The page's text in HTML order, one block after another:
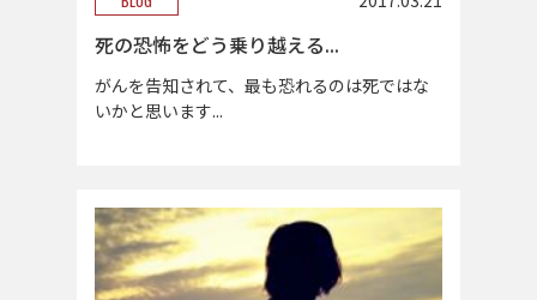
死の恐怖をどう乗り越える...
がんを告知されて、最も恐れるのは死ではな
いかと思います...